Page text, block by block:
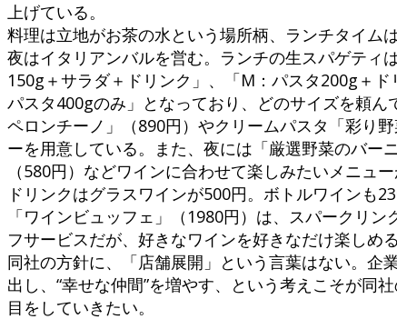
上げている。
料理は立地がお茶の水という場所柄、ランチタイム
夜はイタリアンバルを営む。ランチの生スパゲティ
150g＋サラダ＋ドリンク」、「M：パスタ200g＋
パスタ400gのみ」となっており、どのサイズを頼
ペロンチーノ」（890円）やクリームパスタ「彩り
ーを用意している。また、夜には「厳選野菜のバー
（580円）などワインに合わせて楽しみたいメニュ
ドリンクはグラスワインが500円。ボトルワインも
「ワインビュッフェ」（1980円）は、スパークリ
フサービスだが、好きなワインを好きなだけ楽しめる
同社の方針に、「店舗展開」という言葉はない。企
出し、“幸せな仲間”を増やす、という考えこそが同
目をしていきたい。